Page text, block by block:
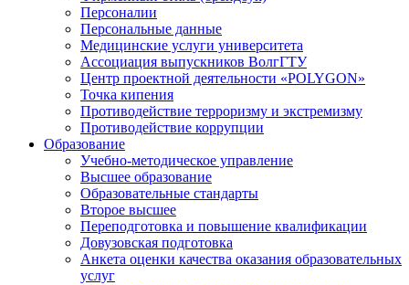
Персоналии
Персональные данные
Медицинские услуги университета
Ассоциация выпускников ВолгГТУ
Центр проектной деятельности «POLYGON»
Точка кипения
Противодействие терроризму и экстремизму
Противодействие коррупции
Образование
Учебно-методическое управление
Высшее образование
Образовательные стандарты
Второе высшее
Переподготовка и повышение квалификации
Довузовская подготовка
Анкета оценки качества оказания образовательных
услуг